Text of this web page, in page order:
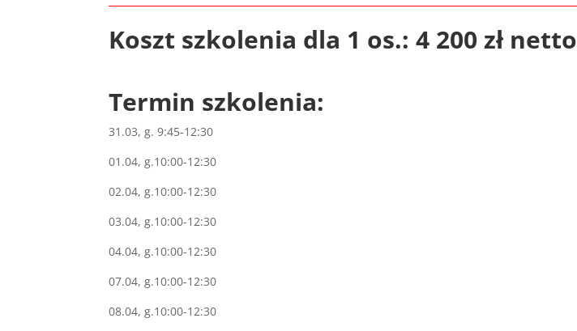
Koszt szkolenia dla 1 os.: 4 200 zł netto
Termin szkolenia:
31.03, g. 9:45-12:30
01.04, g.10:00-12:30
02.04, g.10:00-12:30
03.04, g.10:00-12:30
04.04, g.10:00-12:30
07.04, g.10:00-12:30
08.04, g.10:00-12:30